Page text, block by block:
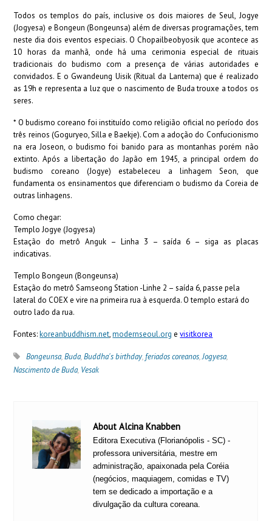
Todos os templos do país, inclusive os dois maiores de Seul, Jogye
(Jogyesa) e Bongeun (Bongeunsa) além de diversas programações, tem
neste dia dois eventos especiais. O Chopailbeobyosik que acontece as
10 horas da manhã, onde há uma cerimonia especial de rituais
tradicionais do budismo com a presença de várias autoridades e
convidados. E o Gwandeung Uisik (Ritual da Lanterna) que é realizado
as 19h e representa a luz que o nascimento de Buda trouxe a todos os
seres.
* O budismo coreano foi instituído como religião oficial no período dos
três reinos (Goguryeo, Silla e Baekje). Com a adoção do Confucionismo
na era Joseon, o budismo foi banido para as montanhas porém não
extinto. Após a libertação do Japão em 1945, a principal ordem do
budismo coreano (Jogye) estabeleceu a linhagem Seon, que
fundamenta os ensinamentos que diferenciam o budismo da Coreia de
outras linhagens.
Como chegar:
Templo Jogye (Jogyesa)
Estação do metrô Anguk – Linha 3 – saída 6 – siga as placas
indicativas.
Templo Bongeun (Bongeunsa)
Estação do metrô Samseong Station -Linhe 2 – saída 6, passe pela
lateral do COEX e vire na primeira rua à esquerda. O templo estará do
outro lado da rua.
Fontes: koreanbuddhism.net,modernseoul.org evisitkorea
Bongeunsa,Buda,Buddha's birthday, feriados coreanos,Jogyesa,
Nascimento de Buda, Vesak
About Alcina Knabben
Editora Executiva (Florianópolis - SC) -
professora universitária, mestre em
administração, apaixonada pela Coréia
(negócios, maquiagem, comidas e TV)
tem se dedicado a importação e a
divulgação da cultura coreana.